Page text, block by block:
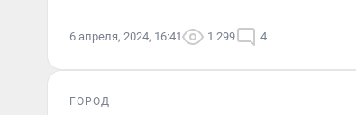
6 апреля, 2024, 16:41 1 299 4
ГОРОД